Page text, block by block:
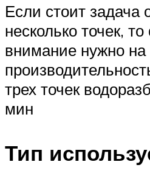
Если стоит задача
несколько точек,
внимание нужно
трех точек
мин
Тип